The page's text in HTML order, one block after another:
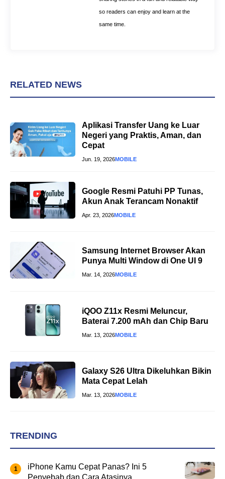
so readers can enjoy and learn at the
same time.
RELATED NEWS
Aplikasi Transfer Uang ke Luar
Negeri yang Praktis, Aman, dan
Cepat
Jun. 19, 2026MOBILE
Google Resmi Patuhi PP Tunas,
Akun Anak Terancam Nonaktif
Apr. 23, 2026MOBILE
Samsung Internet Browser Akan
Punya Multi Window di One UI 9
Mar. 14, 2026MOBILE
iQOO Z11x Resmi Meluncur,
Baterai 7.200 mAh dan Chip Baru
Mar. 13, 2026MOBILE
Galaxy S26 Ultra Dikeluhkan Bikin
Mata Cepat Lelah
Mar. 13, 2026MOBILE
TRENDING
iPhone Kamu Cepat Panas? Ini 5